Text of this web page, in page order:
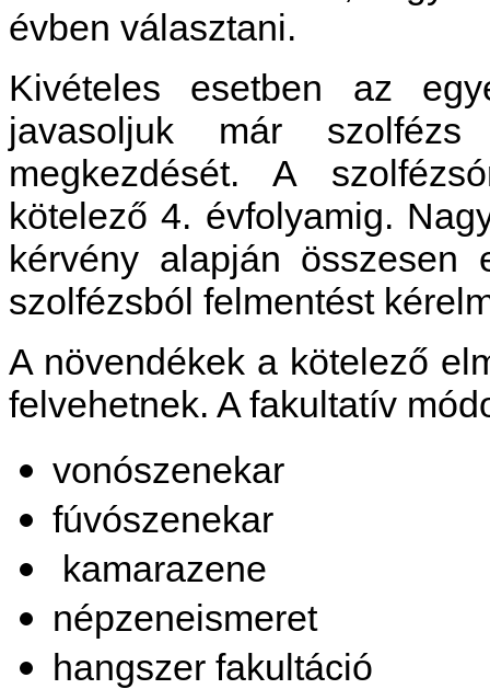
évben választani.
Kivételes esetben az
javasoljuk már szolfézs
megkezdését. A
kötelező 4. évfolyamig.
kérvény alapján összesen
szolfézsból felmentést
A növendékek a kötelező
felvehetnek. A fakultatív
vonószenekar
fúvószenekar
kamarazene
népzeneismeret
hangszer fakultáció